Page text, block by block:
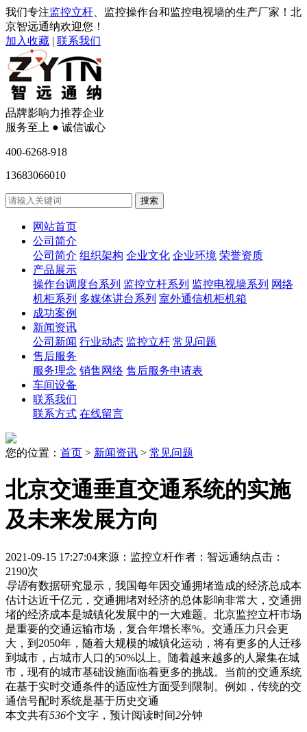
我们专注监控立杆 、监控操作台和监控电视墙的生产厂家！北
京智远通纳欢迎您！
加入收藏 | 联系我们
品牌影响力推荐企业
服务至上 ● 诚信诚心
400-6268-918
13683066010
网站首页
公司简介
公司简介 组织架构 企业文化 企业环境 荣誉资质
产品展示
操作台调度台系列 监控立杆系列 监控电视墙系列 网络
机柜系列 多媒体讲台系列 室外通信机柜机箱
成功案例
新闻资讯
公司新闻 行业动态 监控立杆 常见问题
售后服务
服务理念 销售网络 售后服务申请表
车间设备
联系我们
联系方式 在线留言
您的位置： 首页 > 新闻资讯 > 常见问题
北京交通垂直交通系统的实施
及未来发展方向
2021-09-15 17:27:04来源：监控立杆作者：智远通纳点击：
2190次
导语有数据研究显示，我国每年因交通拥堵造成的经济总成本
估计达近千亿元，交通拥堵对经济的总体影响非常大，交通拥
堵的经济成本是城镇化发展中的一大难题。北京监控立杆市场
是重要的交通运输市场，复合年增长率%。交通压力只会更
大，到2050年，随着大规模的城镇化运动，将有更多的人迁移
到城市，占城市人口的50%以上。随着越来越多的人聚集在城
市，现有的城市基础设施面临着更多的挑战。当前的交通系统
在基于实时交通条件的适应性方面受到限制。例如，传统的交
通信号配时系统是基于历史交通
本文共有536个文字，预计阅读时间2分钟